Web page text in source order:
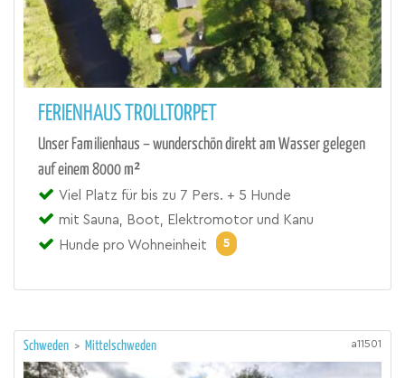
FERIENHAUS TROLLTORPET
Unser Familienhaus – wunderschön direkt am Wasser gelegen
auf einem 8000 m²
Viel Platz für bis zu 7 Pers. + 5 Hunde
mit Sauna, Boot, Elektromotor und Kanu
Hunde pro Wohneinheit
5
Schweden > Mittelschweden a11501